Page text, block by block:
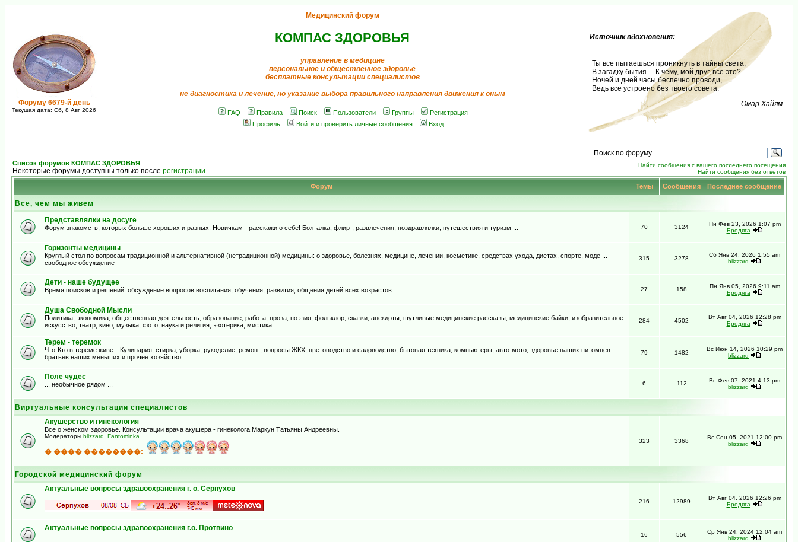
Форуму 6679-й день
Текущая дата: Сб, 8 Авг 2026
Медицинский форум
КОМПАС ЗДОРОВЬЯ
управление в медицине
персональное и общественное здоровье
бесплатные консультации специалистов
не диагностика и лечение, но указание выбора правильного направления движения к оным
FAQ Правила Поиск Пользователи Группы
Регистрация
Профиль
Войти и проверить личные сообщения Вход
Источник вдохновения:
Ты все пытаешься проникнуть в тайны света,
В загадку бытия… К чему, мой друг, все это?
Ночей и дней часы беспечно проводи,
Ведь все устроено без твоего совета.
Омар Хайям
Список форумов КОМПАС ЗДОРОВЬЯ
Некоторые форумы доступны только после регистрации
Найти сообщения с вашего последнего посещения
Найти сообщения без ответов
Форум Темы Сообщения Последнее сообщение
Все, чем мы живем
Представлялки на досуге
Форум знакомств, которых больше хороших и разных. Новичкам - расскажи о себе! Болталка, флирт, развлечения, поздравлялки, путешествия и туризм ... 70 3124
Пн Фев 23, 2026 1:07 pm
Бродяга
Горизонты медицины
Круглый стол по вопросам традиционной и альтернативной (нетрадиционной) медицины: о здоровье, болезнях, медицине, лечении, косметике, средствах ухода, диетах, спорте, моде ... -
свободное обсуждение
315 3278
Сб Янв 24, 2026 1:55 am
blizzard
Дети - наше будущее
Время поисков и решений: обсуждение вопросов воспитания, обучения, развития, общения детей всех возрастов 27 158
Пн Янв 05, 2026 9:11 am
Бродяга
Душа Свободной Мысли
Политика, экономика, общественная деятельность, образование, работа, проза, поэзия, фольклор, сказки, анекдоты, шутливые медицинские рассказы, медицинские байки, изобразительное
искусство, театр, кино, музыка, фото, наука и религия, эзотерика, мистика...
284 4502
Вт Авг 04, 2026 12:28 pm
Бродяга
Терем - теремок
Что-Кто в тереме живет: Кулинария, стирка, уборка, рукоделие, ремонт, вопросы ЖКХ, цветоводство и садоводство, бытовая техника, компьютеры, авто-мото, здоровье наших питомцев -
братьев наших меньших и прочее хозяйство...
79 1482
Вс Июн 14, 2026 10:29 pm
blizzard
Поле чудес
... необычное рядом ... 6 112
Вс Фев 07, 2021 4:13 pm
blizzard
Виртуальные консультации специалистов
Акушерство и гинекология
Все о женском здоровье. Консультации врача акушера - гинеколога Маркун Татьяны Андреевны.
Модераторы blizzard Fantominka
� ���� ��������:
323 3368
Вс Сен 05, 2021 12:00 pm
blizzard
Городской медицинский форум
Актуальные вопросы здравоохранения г. о. Серпухов
216 12989
Вт Авг 04, 2026 12:26 pm
Бродяга
Актуальные вопросы здравоохранения г.о. Протвино
16 556
Ср Янв 24, 2024 12:04 am
blizzard